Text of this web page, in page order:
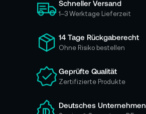
c
h
ü
r
u
e
e
Schneller Versand
1–3 Werktage Lieferzeit
14 Tage Rückgaberecht
Ohne Risiko bestellen
Geprüfte Qualität
Zertifizierte Produkte
Deutsches Unternehmen